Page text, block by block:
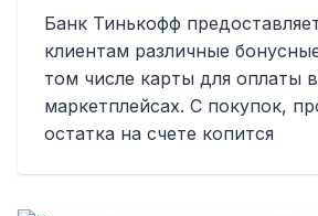
Банк Тинькофф
клиентам различные
том числе карты для оплаты
маркетплейсах. С покупок,
остатка на счете копится